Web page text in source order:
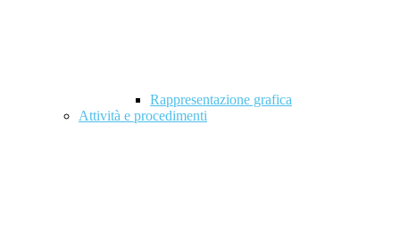
Rappresentazione grafica
Attività e procedimenti